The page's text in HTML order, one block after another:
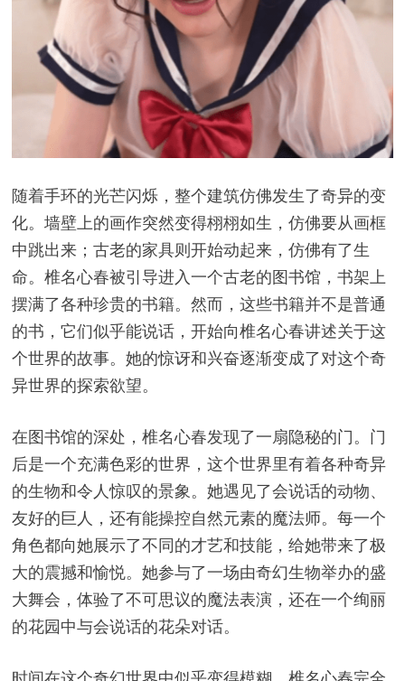
随着手环的光芒闪烁，整个建筑仿佛发生了奇异的变
化。墙壁上的画作突然变得栩栩如生，仿佛要从画框
中跳出来；古老的家具则开始动起来，仿佛有了生
命。椎名心春被引导进入一个古老的图书馆，书架上
摆满了各种珍贵的书籍。然而，这些书籍并不是普通
的书，它们似乎能说话，开始向椎名心春讲述关于这
个世界的故事。她的惊讶和兴奋逐渐变成了对这个奇
异世界的探索欲望。
在图书馆的深处，椎名心春发现了一扇隐秘的门。门
后是一个充满色彩的世界，这个世界里有着各种奇异
的生物和令人惊叹的景象。她遇见了会说话的动物、
友好的巨人，还有能操控自然元素的魔法师。每一个
角色都向她展示了不同的才艺和技能，给她带来了极
大的震撼和愉悦。她参与了一场由奇幻生物举办的盛
大舞会，体验了不可思议的魔法表演，还在一个绚丽
的花园中与会说话的花朵对话。